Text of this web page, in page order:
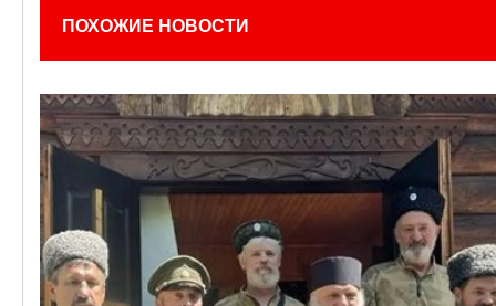
ПОХОЖИЕ НОВОСТИ